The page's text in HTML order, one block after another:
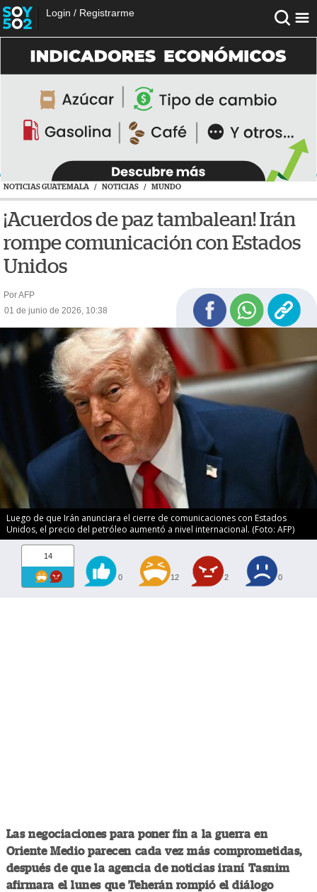
Login / Registrarme
NOTICIAS GUATEMALA / NOTICIAS / MUNDO
¡Acuerdos de paz tambalean! Irán
rompe comunicación con Estados
Unidos
Por AFP
01 de junio de 2026, 10:38
Luego de que Irán anunciara el cierre de comunicaciones con Estados
Unidos, el precio del petróleo aumentó a nivel internacional. (Foto: AFP)
14
0 12 2 0
Las negociaciones para poner fin a la guerra en
Oriente Medio parecen cada vez más comprometidas,
después de que la agencia de noticias iraní Tasnim
afirmara el lunes que Teherán rompió el diálogo